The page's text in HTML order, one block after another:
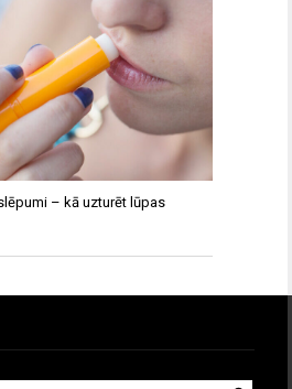
– kā uzturēt lūpas